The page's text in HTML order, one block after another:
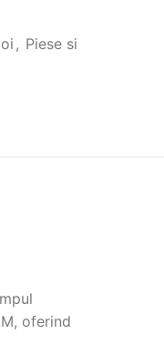
, Piese si
oferind